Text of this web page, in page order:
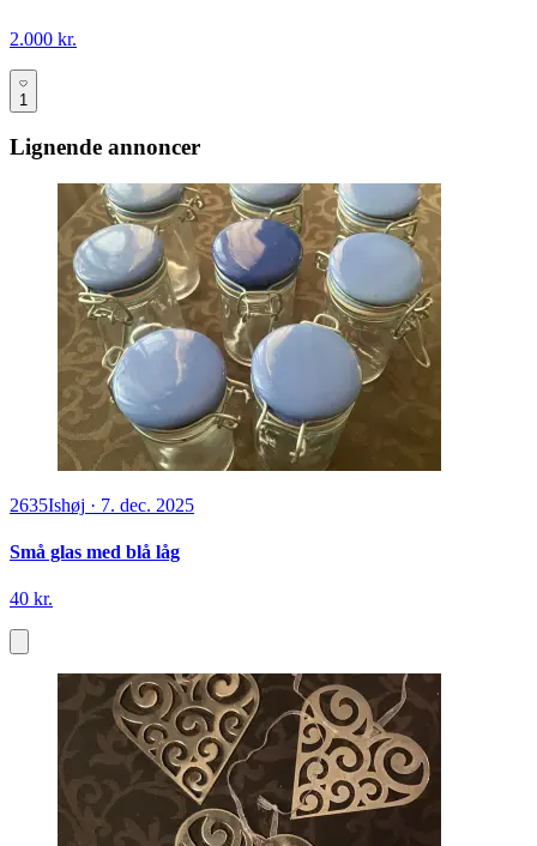
2.000 kr.
1
Lignende annoncer
2635Ishøj · 7. dec. 2025
Små glas med blå låg
40 kr.